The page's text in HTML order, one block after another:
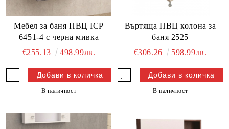
Мебел за баня ПВЦ ICP
6451-4 с черна мивка
€255.13
498.99лв.
В наличност
Въртяща ПВЦ колона за
баня 2525
€306.26
598.99лв.
В наличност